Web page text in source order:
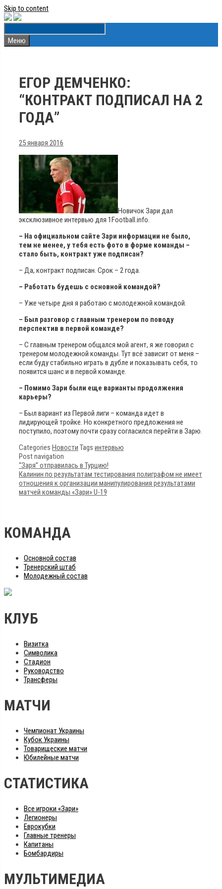
Skip to content
Меню
ЕГОР ДЕМЧЕНКО:
“КОНТРАКТ ПОДПИСАЛ НА 2
ГОДА”
25 января 2016
Новичок Зари дал
эксклюзивное интервью для 1Football.info.
– На официальном сайте Зари информации не было,
тем не менее, у тебя есть фото в форме команды –
стало быть, контракт уже подписан?
– Да, контракт подписан. Срок – 2 года.
– Работать будешь с основной командой?
– Уже четыре дня я работаю с молодежной командой.
– Был разговор с главным тренером по поводу
перспектив в первой команде?
– С главным тренером общался мой агент, я же говорил с
тренером молодежной команды. Тут всё зависит от меня –
если буду стабильно играть в дубле и показывать себя, то
появится шанс и в первой команде.
– Помимо Зари были еще варианты продолжения
карьеры?
– Был вариант из Первой лиги – команда идет в
лидирующей тройке. Но конкретного предложения не
поступило, поэтому почти сразу согласился перейти в Зарю.
Categories Новости Tags интервью
Post navigation
“Заря” отправилась в Турцию!
Калинин по результатам тестирования полиграфом не имеет
отношения к организации манипулирования результатами
матчей команды «Зари» U-19
КОМАНДА
Основной состав
Тренерский штаб
Молодежный состав
КЛУБ
Визитка
Символика
Стадион
Руководство
Трансферы
МАТЧИ
Чемпионат Украины
Кубок Украины
Товарищеские матчи
Юбилейные матчи
СТАТИСТИКА
Все игроки «Зари»
Легионеры
Еврокубки
Главные тренеры
Капитаны
Бомбардиры
МУЛЬТИМЕДИА